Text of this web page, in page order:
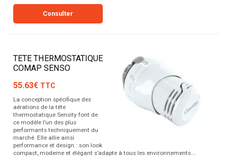
Consulter
TETE THERMOSTATIQUE
COMAP SENSO
55.63€ TTC
La conception spécifique des
aérations de la tête
thermostatique Sensity font de
ce modèle l’un des plus
performants techniquement du
marché. Elle allie ainsi
performance et design : son look
compact, moderne et élégant s’adapte à tous les environnements.…